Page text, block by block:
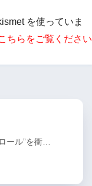
を使っていま
ちらをご覧ください
ール”を衝…